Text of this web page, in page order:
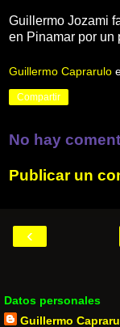
Guillermo Jozami
en Pinamar por un
Guillermo Caprarulo
Compartir
No hay
Publicar un
‹
Datos personales
Guillermo